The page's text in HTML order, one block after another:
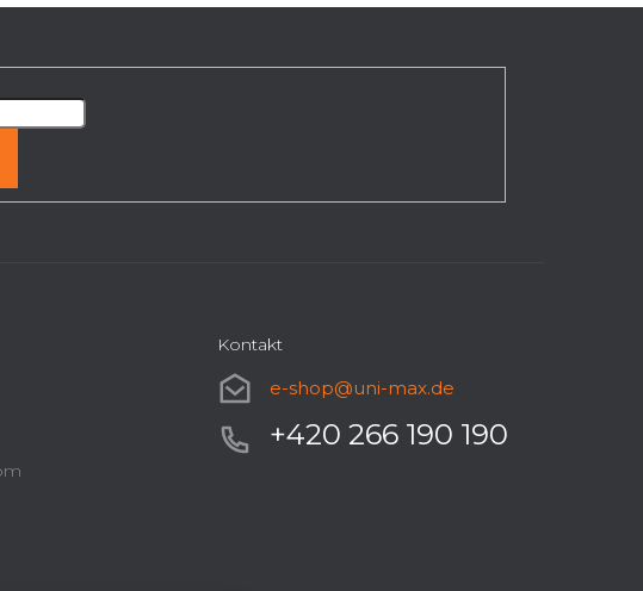
Kontakt
e-shop@uni-max.de
+420 266 190 190